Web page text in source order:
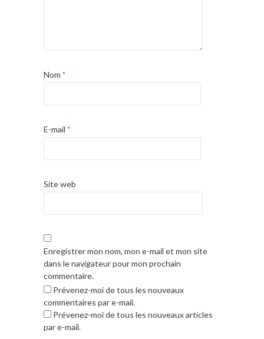
Nom *
E-mail *
Site web
Enregistrer mon nom, mon e-mail et mon site
dans le navigateur pour mon prochain
commentaire.
Prévenez-moi de tous les nouveaux
commentaires par e-mail.
Prévenez-moi de tous les nouveaux articles
par e-mail.